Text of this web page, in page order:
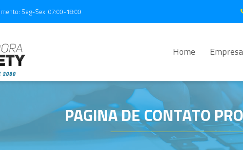
Seg-Sex: 07:00-18:00
Home Empresa
PAGINA DE CONTATO